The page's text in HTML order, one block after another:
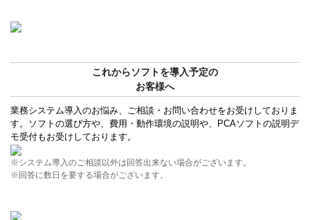
これからソフトを導入予定の
お客様へ
業務システム導入のお悩み、ご相談・お問い合わせをお受けしておりま
す。ソフトの選び方や、費用・動作環境の説明や、PCAソフトの説明デ
モ受付もお受けしております。
※システム導入のご相談以外は回答出来ない場合がございます。
※回答に数日を要する場合がございます。